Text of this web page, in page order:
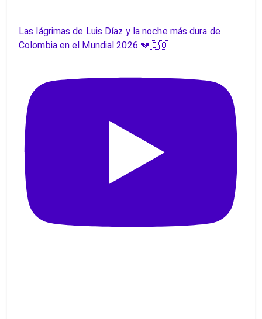
Las lágrimas de Luis Díaz y la noche más dura de
Colombia en el Mundial 2026 💔🇨🇴